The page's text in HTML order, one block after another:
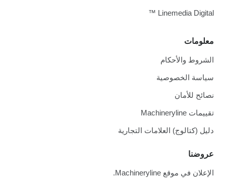
معلومات
الشروط والأحكام
سياسة الخصوصية
نصائح للأمان
تقييمات Machineryline
دليل (كتالوج) العلامات التجارية
عروضنا
الإعلان في موقع Machineryline.
Linemedia Digital ™